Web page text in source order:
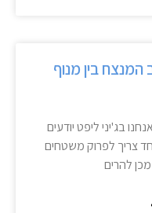
בין מנוף
בג'יני ליפט יודעים
צריך לפרוק משטחים
להרים